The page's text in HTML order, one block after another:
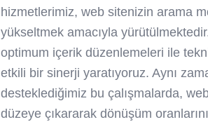
hizmetlerimiz, web sitenizin arama
yükseltmek amacıyla
optimum içerik düzenlemeleri ile
etkili bir sinerji yaratıyoruz. Aynı
desteklediğimiz bu çalışmalarda,
düzeye çıkararak dönüşüm